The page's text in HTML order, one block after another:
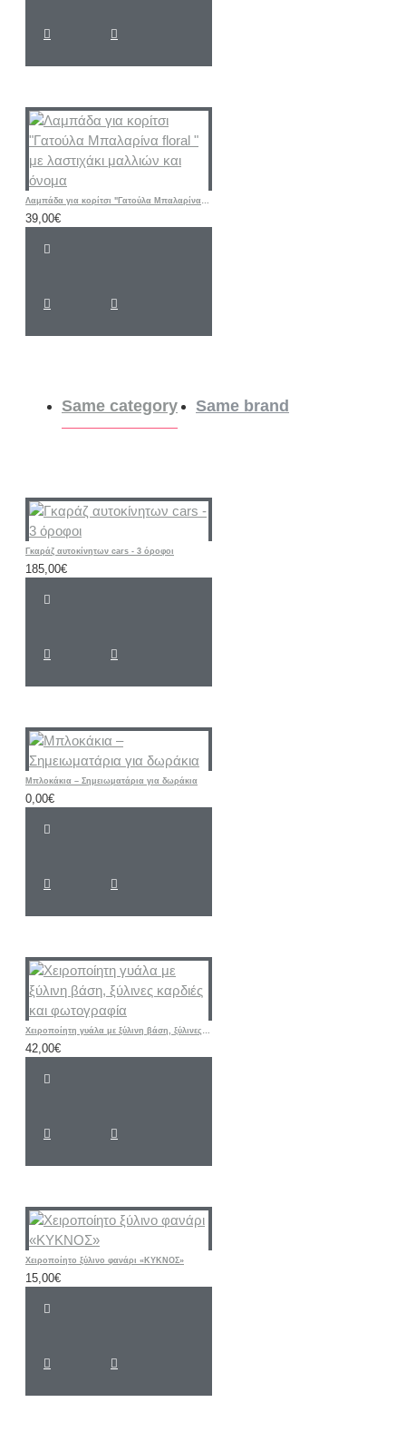
Λαμπάδα για κορίτσι "Γατούλα Μπαλαρίνα floral " με λαστιχάκι μαλλιών και όνομα
39,00€
Same category Same brand
Γκαράζ αυτοκίνητων cars - 3 όροφοι
185,00€
Μπλοκάκια – Σημειωματάρια για δωράκια
0,00€
Χειροποίητη γυάλα με ξύλινη βάση, ξύλινες καρδιές και φωτογραφία
42,00€
Χειροποίητο ξύλινο φανάρι «ΚΥΚΝΟΣ»
15,00€